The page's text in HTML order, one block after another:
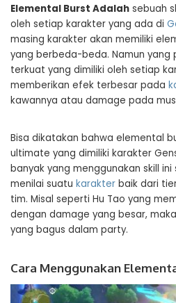
Elemental Burst Adalah sebuah
oleh setiap karakter yang ada di
masing karakter akan memiliki
yang berbeda-beda. Namun yang
terkuat yang dimiliki oleh setiap
memberikan efek terbesar pada
kawannya atau damage pada
Bisa dikatakan bahwa elemental
ultimate yang dimiliki karakter
banyak yang menggunakan skill
menilai suatu karakter baik dari
tim. Misal seperti Hu Tao yang
dengan damage yang besar,
yang bagus dalam party.
Cara Menggunakan